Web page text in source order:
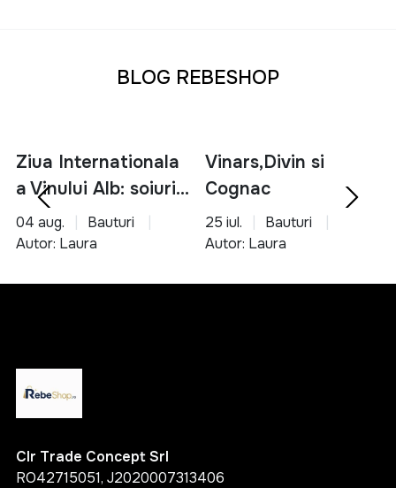
BLOG REBESHOP
Ziua Internationala
a Vinului Alb: soiuri,
servire si asocieri
culinare
04 aug.
Bauturi
Autor: Laura
Vinars,Divin si
Cognac
25 iul.
Bauturi
Autor: Laura
Clr Trade Concept Srl
RO42715051, J2020007313406